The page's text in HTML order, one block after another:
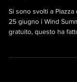
Si sono svolti a Piazza
25 giugno i Wind
gratuito, questo ha